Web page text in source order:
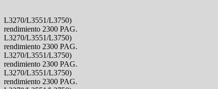
L3270/L3551/L3750)
rendimiento 2300 PAG.
L3270/L3551/L3750)
rendimiento 2300 PAG.
L3270/L3551/L3750)
rendimiento 2300 PAG.
L3270/L3551/L3750)
rendimiento 2300 PAG.